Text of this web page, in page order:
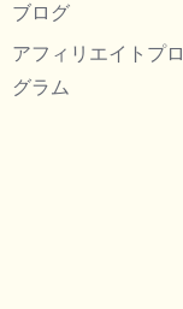
ブログ
アフィリエイトプロ
グラム